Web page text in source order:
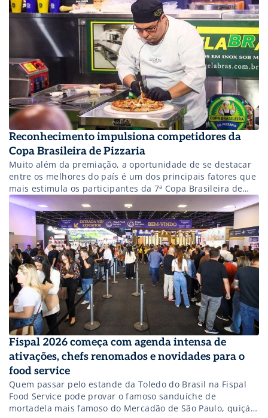
Reconhecimento impulsiona competidores da
Copa Brasileira de Pizzaria
Muito além da premiação, a oportunidade de se destacar
entre os melhores do país é um dos principais fatores que
mais estimula os participantes da 7ª Copa Brasileira de
Pizzaria, que acontece durante a Fispal Food Service, no
Distrito Anhembi. O casal Gustavo Abelenda e Camila Thô
é um exemplo disso. Eles vieram de João […]
Fispal 2026 começa com agenda intensa de
ativações, chefs renomados e novidades para o
food service
Quem passar pelo estande da Toledo do Brasil na Fispal
Food Service pode provar o famoso sanduíche de
mortadela mais famoso do Mercadão de São Paulo, quiçá,